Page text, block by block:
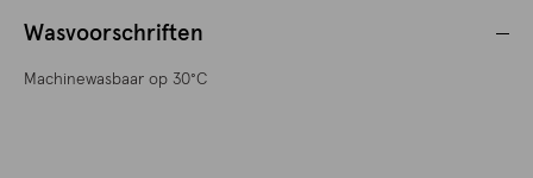
Wasvoorschriften
Machinewasbaar op 30°C